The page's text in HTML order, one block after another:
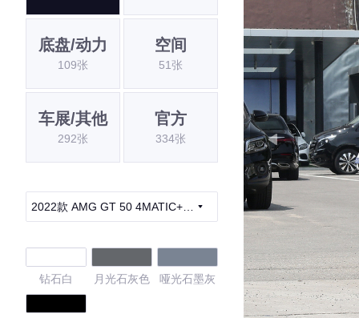
底盘/动力
109张
空间
51张
车展/其他
292张
官方
334张
2022款 AMG GT 50 4MATIC+
钻石白 月光石灰色 哑光石墨灰